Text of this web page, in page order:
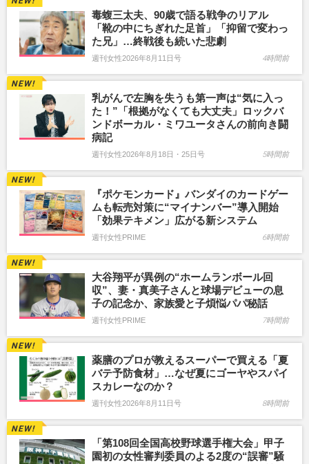
毒蝮三太夫、90歳で語る戦争のリアル
「靴の中にちぎれた足首」「抑留で変わっ
た兄」…終戦後も続いた悲劇
週刊女性2026年8月11日号 4時間前
乳がんで左胸を失うも第一声は“気に入っ
た！”「根拠がなくても大丈夫」ロックバ
ンドボーカル・ミワユータさんの前向き闘
病記
週刊女性2026年8月18日・25日号 5時間前
『ポケモンカード』バンダイのカードゲー
ムも転売対策に“マイナンバー”導入開始
「効果テキメン」広がる新システム
週刊女性PRIME 6時間前
大谷翔平が異例の“ホームランボール回
収”、妻・真美子さんと球場デビューの息
子の記念か、家族愛と子煩悩パパ秘話
週刊女性PRIME 7時間前
薬膳のプロが教えるスーパーで買える「夏
バテ予防食材」…なぜ夏にゴーヤやスパイ
スカレーなのか？
週刊女性2026年8月11日号 8時間前
「第108回全国高校野球選手権大会」甲子
園初の女性審判委員のよる2度の“誤審”騒